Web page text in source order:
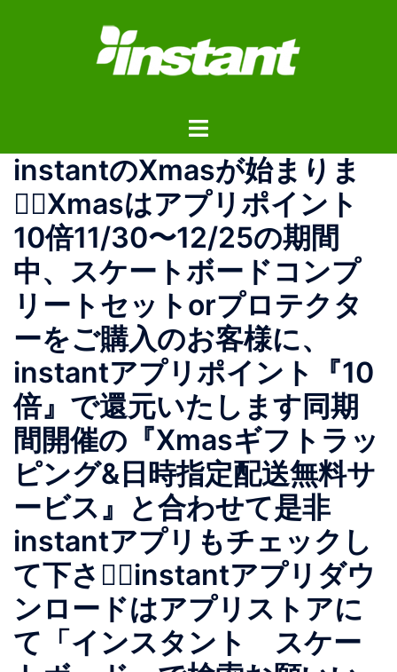
ス
ト
ル
メ
ニ
ュ
ー
instantのXmasが始まりま
す🏻Xmasはアプリポイント
10倍11/30〜12/25の期間
中、スケートボードコンプ
リートセットorプロテクタ
ーをご購入のお客様に、
instantアプリポイント『10
倍』で還元いたします同期
間開催の『Xmasギフトラッ
ピング&日時指定配送無料サ
ービス』と合わせて是非
instantアプリもチェックし
て下さい🏻instantアプリダウ
ンロードはアプリストアに
て「インスタント スケー